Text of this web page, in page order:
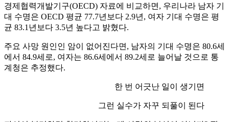
경제협력개발기구(OECD) 자료에 비교하면, 우리나라 남자 기
대 수명은 OECD 평균 77.7년보다 2.9년, 여자 기대 수명은 평
균 83.1년보다 3.5년 높다고 밝혔다.
주요 사망 원인인 암이 없어진다면, 남자의 기대 수명은 80.6세
에서 84.9세로, 여자는 86.6세에서 89.2세로 늘어날 것으로 통
계청은 추정했다.
한 번 어긋난 일이 생기면
그런 실수가 자꾸 되풀이 된다